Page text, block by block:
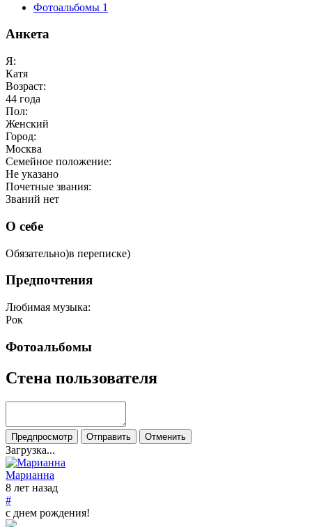
Фотоальбомы 1
Анкета
Я:
Катя
Возраст:
44 года
Пол:
Женский
Город:
Москва
Семейное положение:
Не указано
Почетные звания:
Званий нет
О себе
Обязательно)в переписке)
Предпочтения
Любимая музыка:
Рок
Фотоальбомы
Стена пользователя
Загрузка...
Марианна
8 лет назад
#
с днем рождения!